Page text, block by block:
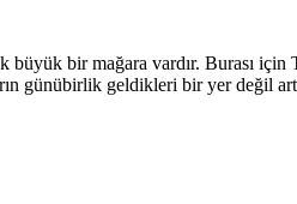
büyük bir mağara vardır. Burası
günübirlik geldikleri bir yer değil